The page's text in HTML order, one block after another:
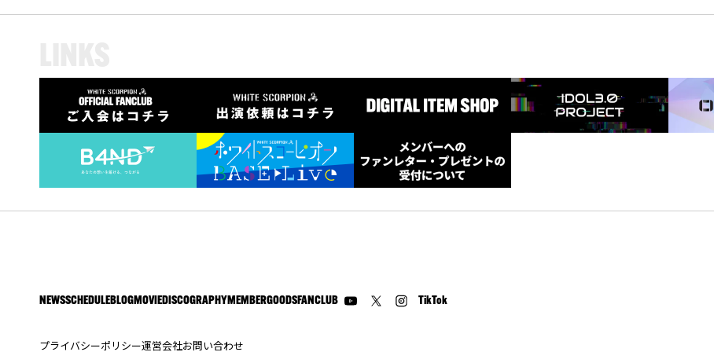
NEWSSCHEDULE BLOGMOVIE DISCOGRAPHY MEMBERGOODS FANCLUB TikTok
プライバシーポリシー運営会社お問い合わせ